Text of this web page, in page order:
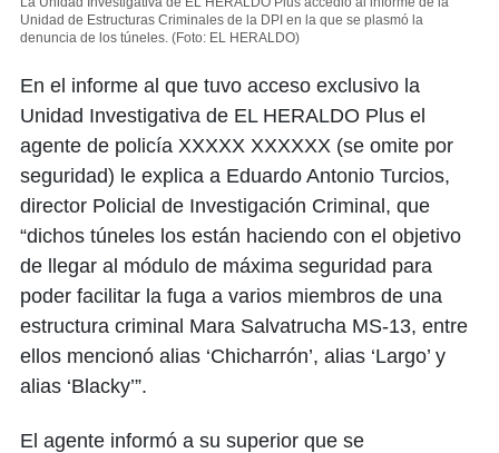
Unidad de Estructuras Criminales de la DPI en la que se plasmó la
denuncia de los túneles. (Foto: EL HERALDO)
En el informe al que tuvo acceso exclusivo la
Unidad Investigativa de EL HERALDO Plus el
agente de policía XXXXX XXXXXX (se omite por
seguridad) le explica a Eduardo Antonio Turcios,
director Policial de Investigación Criminal, que
“dichos túneles los están haciendo con el objetivo
de llegar al módulo de máxima seguridad para
poder facilitar la fuga a varios miembros de una
estructura criminal Mara Salvatrucha MS-13, entre
ellos mencionó alias ‘Chicharrón’, alias ‘Largo’ y
alias ‘Blacky’”.
El agente informó a su superior que se